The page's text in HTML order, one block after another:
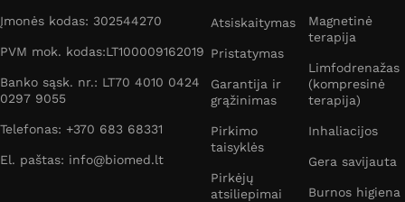
Įmonės kodas: 302544270
PVM mok. kodas:LT100009162019
Banko sąsk. nr.: LT70 4010 0424
0297 9055
Telefonas: +370 683 68331
El. paštas: info@biomed.lt
Atsiskaitymas
Pristatymas
Garantija ir
grąžinimas
Pirkimo
taisyklės
Pirkėjų
atsiliepimai
Magnetinė
terapija
Limfodrenažas
(kompresinė
terapija)
Inhaliacijos
Gera savijauta
Burnos higiena